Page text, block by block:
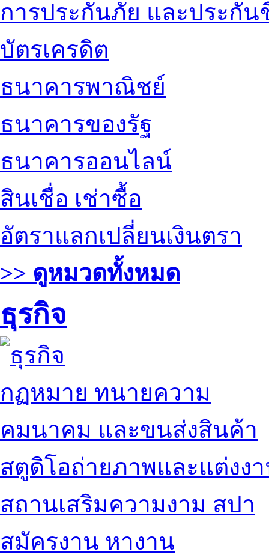
การประกันภัย และประกัน
บัตรเครดิต
ธนาคารพาณิชย์
ธนาคารของรัฐ
ธนาคารออนไลน์
สินเชื่อ เช่าซื้อ
อัตราแลกเปลี่ยนเงินตรา
>> ดูหมวดทั้งหมด
ธุรกิจ
กฏหมาย ทนายความ
คมนาคม และขนส่งสินค้า
สตูดิโอถ่ายภาพและแต่งง
สถานเสริมความงาม สปา
สมัครงาน หางาน